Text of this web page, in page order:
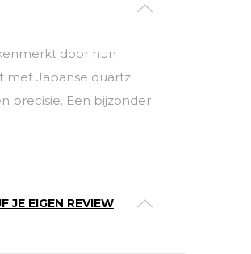
door hun
met Japanse quartz
precisie. Een bijzonder
JE EIGEN REVIEW